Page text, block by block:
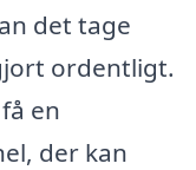
det tage
ordentligt.
en
der kan